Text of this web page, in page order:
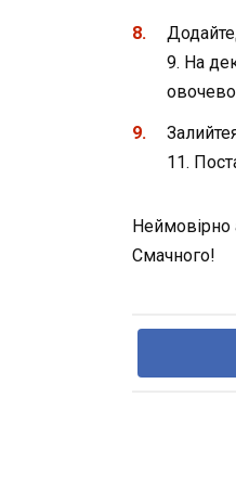
9. На
11.
Неймовірно
Смачного!